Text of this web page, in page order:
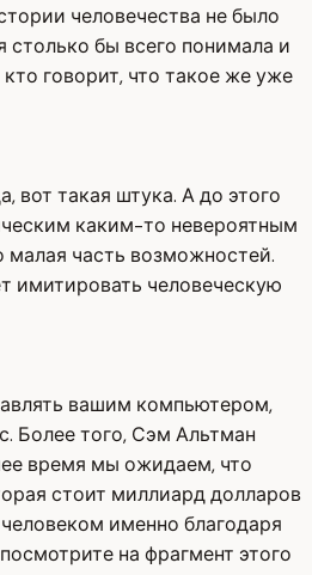
человечества не было
столько бы всего понимала и
говорит, что такое же уже
вот такая штука. А до этого
каким-то невероятным
часть возможностей.
имитировать человеческую
вашим компьютером,
Более того, Сэм Альтман
время мы ожидаем, что
стоит миллиард долларов
именно благодаря
на фрагмент этого